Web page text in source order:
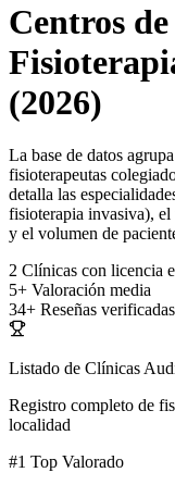
Centros
(2026)
La base de datos
fisioterapeutas
detalla las
fisioterapia invasiva),
y el volumen de
2 Clínicas con licencia
5+ Valoración media
34+ Reseñas verificadas
Listado de Clínicas
Registro completo de
localidad
#1 Top Valorado